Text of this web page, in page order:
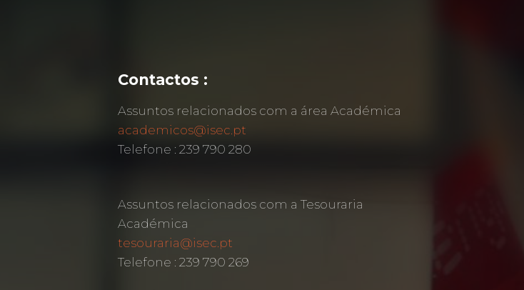
Contactos :
Assuntos relacionados com a área Académica
academicos@isec.pt
Telefone : 239 790 280
Assuntos relacionados com a Tesouraria
Académica
tesouraria@isec.pt
Telefone : 239 790 269